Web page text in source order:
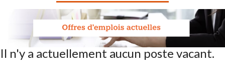
Il n'y a actuellement aucun poste vacant.